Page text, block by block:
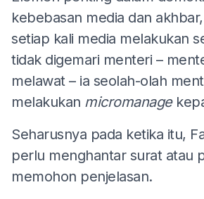
kebebasan media dan
setiap kali media melakukan
tidak digemari menteri –
melawat – ia seolah-olah
melakukan micromanage
Seharusnya pada ketika itu,
perlu menghantar surat atau
memohon penjelasan.